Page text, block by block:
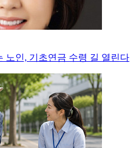
노인, 기초연금 수령 길 열린다